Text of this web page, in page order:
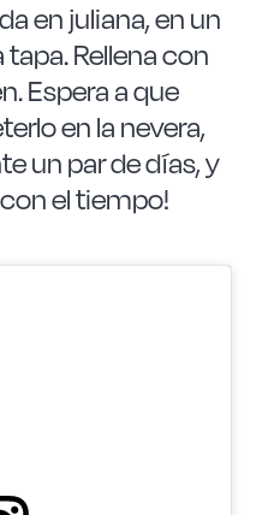
en juliana, en un
Rellena con
Espera a que
en la nevera,
un par de días, y
el tiempo!